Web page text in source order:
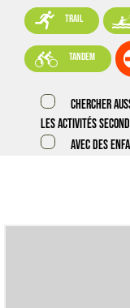
 trail
 tandem
Chercher
les activités
Avec des